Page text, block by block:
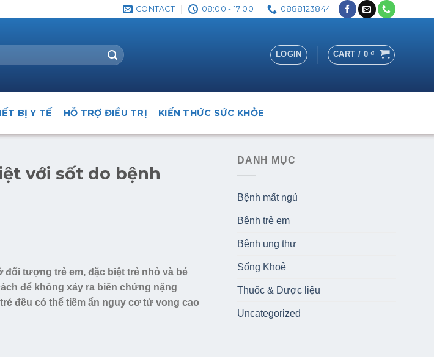
CONTACT 08:00 - 17:00 0888123844
LOGIN CART / 0₫
BỊ Y TẾ HỖ TRỢ ĐIỀU TRỊ KIẾN THỨC SỨC KHỎE
với sốt do bệnh
tượng trẻ em, đặc biệt trẻ nhỏ và bé
để không xảy ra biến chứng nặng
đều có thể tiềm ẩn nguy cơ tử vong cao
DANH MỤC
Bệnh mất ngủ
Bệnh trẻ em
Bệnh ung thư
Sống Khoẻ
Thuốc & Dược liệu
Uncategorized